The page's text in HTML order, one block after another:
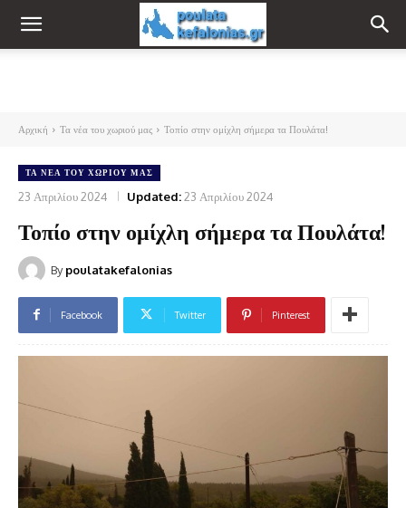
Αρχική Τα νέα του χωριού μας Τοπίο στην ομίχλη σήμερα τα Πουλάτα!
ΤΑ ΝΈΑ ΤΟΥ ΧΩΡΙΟΎ ΜΑΣ
23 Απριλίου 2024 Updated:23 Απριλίου 2024
Τοπίο στην ομίχλη σήμερα τα Πουλάτα!
By poulatakefalonias
Facebook Twitter Pinterest